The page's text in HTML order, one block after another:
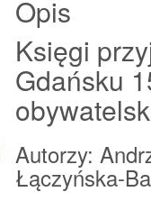
Opis
Księgi
Gdańsku
Autorzy:
Łączyńska-